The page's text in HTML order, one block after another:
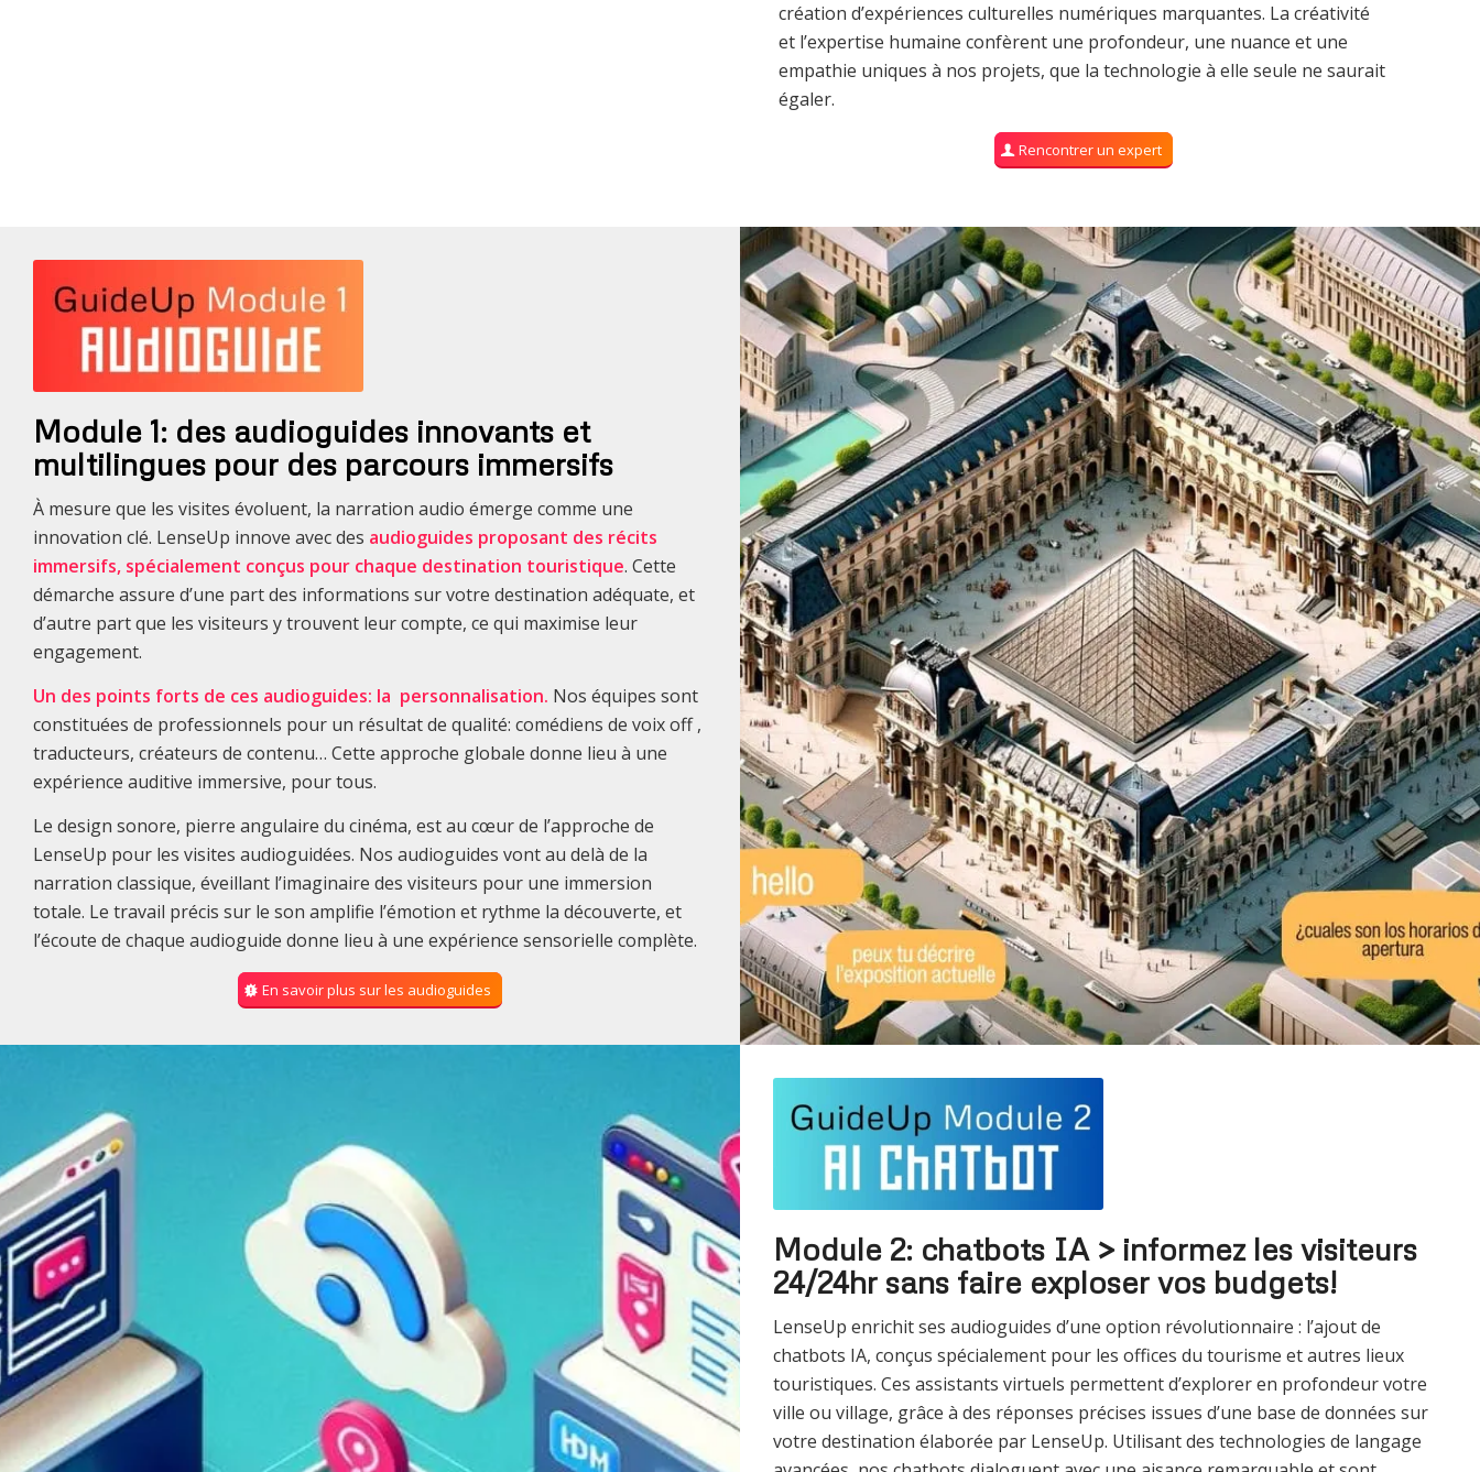
création d’expériences culturelles numériques marquantes. La créativité
et l’expertise humaine confèrent une profondeur, une nuance et une
empathie uniques à nos projets, que la technologie à elle seule ne saurait
égaler.
Rencontrer un expert
Module 1: des audioguides innovants et
multilingues pour des parcours immersifs
À mesure que les visites évoluent, la narration audio émerge comme une
innovation clé. LenseUp innove avec des audioguides proposant des récits
immersifs, spécialement conçus pour chaque destination touristique. Cette
démarche assure d’une part des informations sur votre destination adéquate, et
d’autre part que les visiteurs y trouvent leur compte, ce qui maximise leur
engagement.
Un des points forts de ces audioguides: la personnalisation. Nos équipes sont
constituées de professionnels pour un résultat de qualité: comédiens de voix off ,
traducteurs, créateurs de contenu… Cette approche globale donne lieu à une
expérience auditive immersive, pour tous.
Le design sonore, pierre angulaire du cinéma, est au cœur de l’approche de
LenseUp pour les visites audioguidées. Nos audioguides vont au delà de la
narration classique, éveillant l’imaginaire des visiteurs pour une immersion
totale. Le travail précis sur le son amplifie l’émotion et rythme la découverte, et
l’écoute de chaque audioguide donne lieu à une expérience sensorielle complète.
En savoir plus sur les audioguides
Module 2: chatbots IA > informez les visiteurs
24/24hr sans faire exploser vos budgets!
LenseUp enrichit ses audioguides d’une option révolutionnaire : l’ajout de
chatbots IA, conçus spécialement pour les offices du tourisme et autres lieux
touristiques. Ces assistants virtuels permettent d’explorer en profondeur votre
ville ou village, grâce à des réponses précises issues d’une base de données sur
votre destination élaborée par LenseUp. Utilisant des technologies de langage